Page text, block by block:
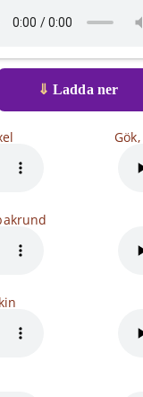
⇓ Ladda ner